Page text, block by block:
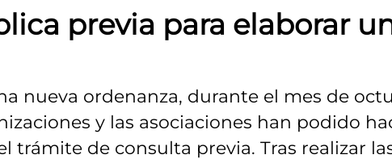
previa para elaborar
nueva ordenanza, durante el mes de
y las asociaciones han podido
trámite de consulta previa. Tras realizar